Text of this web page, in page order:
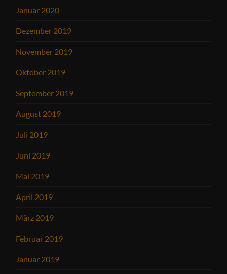
Januar 2020
Dezember 2019
November 2019
Oktober 2019
September 2019
August 2019
Juli 2019
Juni 2019
Mai 2019
April 2019
März 2019
Februar 2019
Januar 2019